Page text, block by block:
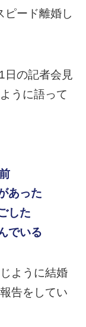
ピード離婚し
日の記者会見
うに語って
あった
した
でいる
ように結婚
告をしてい